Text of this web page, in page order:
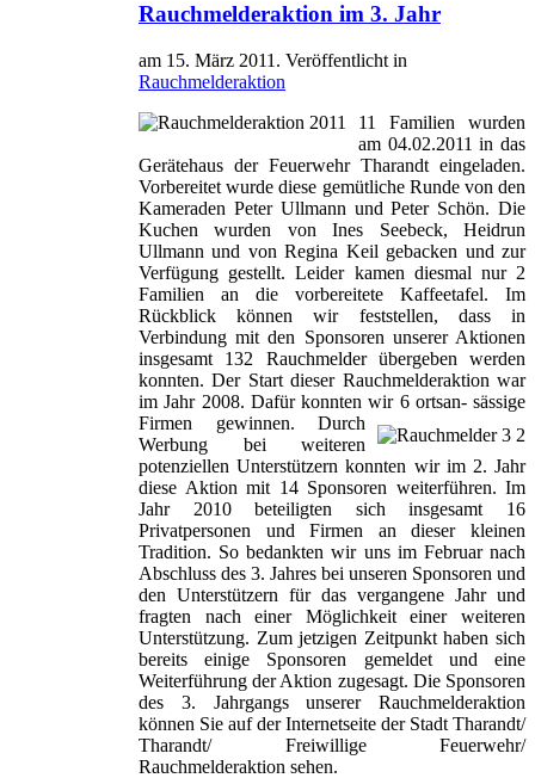
Rauchmelderaktion im 3. Jahr
am 15. März 2011 . Veröffentlicht in
Rauchmelderaktion
11 Familien wurden
am 04.02.2011 in das
Gerätehaus der Feuerwehr Tharandt eingeladen.
Vorbereitet wurde diese gemütliche Runde von den
Kameraden Peter Ullmann und Peter Schön. Die
Kuchen wurden von Ines Seebeck, Heidrun
Ullmann und von Regina Keil gebacken und zur
Verfügung gestellt. Leider kamen diesmal nur 2
Familien an die vorbereitete Kaffeetafel. Im
Rückblick können wir feststellen, dass in
Verbindung mit den Sponsoren unserer Aktionen
insgesamt 132 Rauchmelder übergeben werden
konnten. Der Start dieser Rauchmelderaktion war
im Jahr 2008. Dafür konnten wir 6 ortsan- sässige
Firmen gewinnen. Durch
Werbung bei weiteren
potenziellen Unterstützern konnten wir im 2. Jahr
diese Aktion mit 14 Sponsoren weiterführen. Im
Jahr 2010 beteiligten sich insgesamt 16
Privatpersonen und Firmen an dieser kleinen
Tradition. So bedankten wir uns im Februar nach
Abschluss des 3. Jahres bei unseren Sponsoren und
den Unterstützern für das vergangene Jahr und
fragten nach einer Möglichkeit einer weiteren
Unterstützung. Zum jetzigen Zeitpunkt haben sich
bereits einige Sponsoren gemeldet und eine
Weiterführung der Aktion zugesagt. Die Sponsoren
des 3. Jahrgangs unserer Rauchmelderaktion
können Sie auf der Internetseite der Stadt Tharandt/
Tharandt/ Freiwillige Feuerwehr/
Rauchmelderaktion sehen.